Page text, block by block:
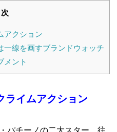
次
アクション
一線を画すブランドウォッチ
メント
ライムアクション